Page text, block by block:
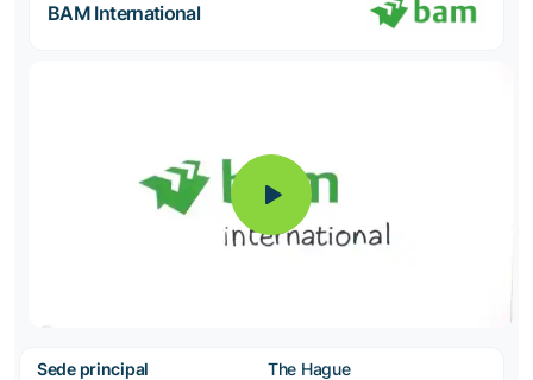
BAM International
Sede principal The Hague